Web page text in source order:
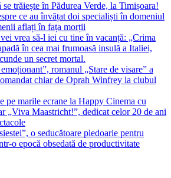
trăiește în Pădurea Verde, la Timișoara!
ce au învățat doi specialiști în domeniul
aflați în fața morții
vrea să-l iei cu tine în vacanță: „Crima
în cea mai frumoasă insulă a Italiei,
un secret mortal.
romanul „Stare de visare” a
chiar de Oprah Winfrey la clubul
pe marile ecrane la Happy Cinema cu
„Viva Maastricht!”, dedicat celor 20 de ani
o seducătoare pledoarie pentru
o epocă obsedată de productivitate